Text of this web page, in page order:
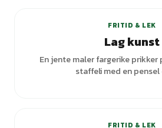
FRITID & LEK
Lag kunst
En jente maler fargerike
staffeli med en pensel
FRITID & LEK